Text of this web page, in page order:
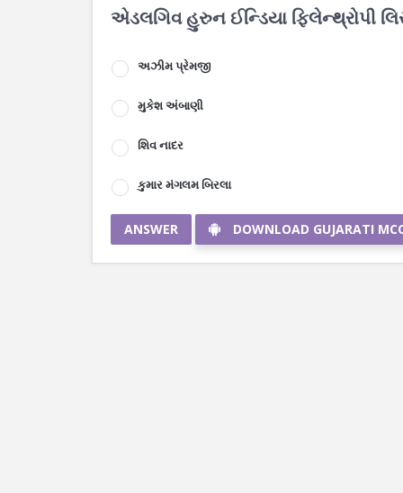
એડલગિવ હુરુન ઈન્ડિયા ફિલેન્થ્રોપી
અઝીમ પ્રેમજી
મુકેશ અંબાણી
શિવ નાદર
કુમાર મંગલમ બિરલા
ANSWER DOWNLOAD GUJARATI